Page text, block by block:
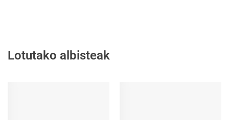
Lotutako albisteak